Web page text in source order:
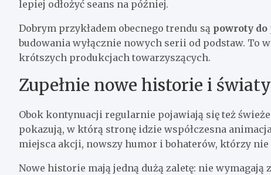
lepiej odłożyć seans na później.
Dobrym przykładem obecnego trendu są powroty
budowania wyłącznie nowych serii od podstaw. To
krótszych produkcjach towarzyszących.
Zupełnie nowe historie i światy
Obok kontynuacji regularnie pojawiają się też
pokazują, w którą stronę idzie współczesna
miejsca akcji, nowszy humor i bohaterów, którzy
Nowe historie mają jedną dużą zaletę: nie